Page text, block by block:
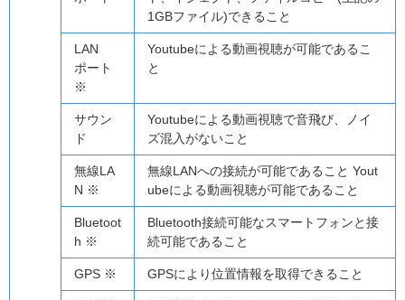
1GBファイル)できること
LAN
ポート
※
Youtubeによる動画視聴が可能であるこ
と
サウン
ド
Youtubeによる動画視聴で音飛び、ノイ
ズ混入がないこと
無線LA
N ※
無線LANへの接続が可能であること Yout
ubeによる動画視聴が可能であること
Bluetoot
h ※
Bluetooth接続可能なスマートフォンと接
続可能であること
GPS ※ GPSにより位置情報を取得できること